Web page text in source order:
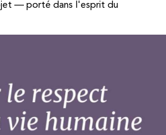
— porté dans l'esprit du